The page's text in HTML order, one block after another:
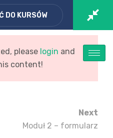
Koszyk
DO KURSÓW
please login and
content!
Next
Moduł 2 – formularz